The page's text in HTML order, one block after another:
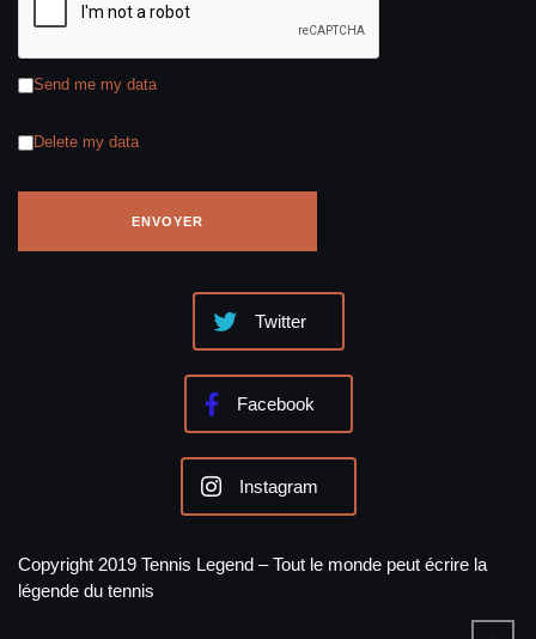
Send me my data
Delete my data
Twitter
Facebook
Instagram
Copyright 2019 Tennis Legend – Tout le monde peut écrire la
légende du tennis